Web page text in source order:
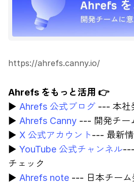
https://ahrefs.canny.io/
Ahrefs をもっと活用 👉
▶︎ Ahrefs 公式ブログ --- 本社
▶︎ Ahrefs Canny --- 開発チー
▶︎ X 公式アカウント--- 最新
▶︎ YouTube 公式チャンネル
チェック
▶︎ Ahrefs note --- 日本チーム